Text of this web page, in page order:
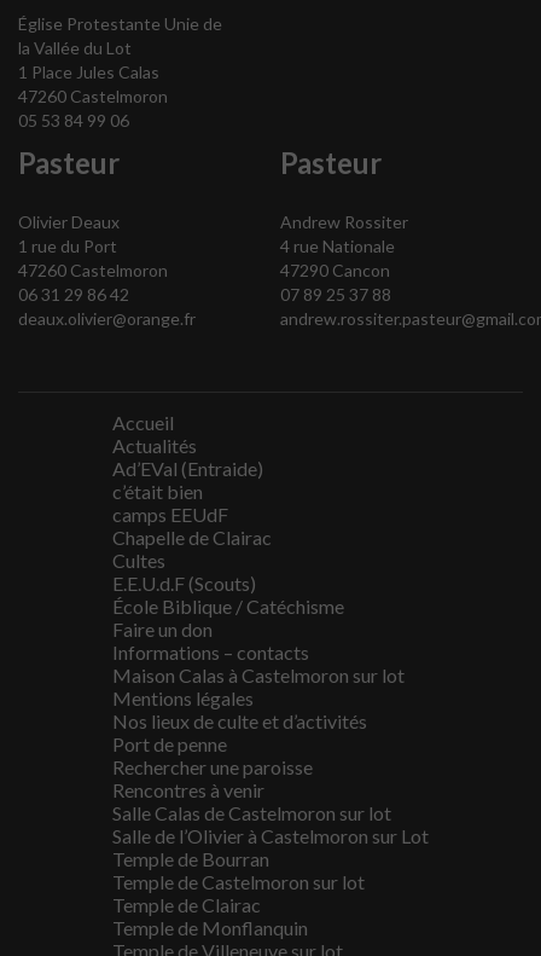
Église Protestante Unie de
la Vallée du Lot
1 Place Jules Calas
47260 Castelmoron
05 53 84 99 06
Pasteur
Olivier Deaux
1 rue du Port
47260 Castelmoron
06 31 29 86 42
deaux.olivier@orange.fr
Pasteur
Andrew Rossiter
4 rue Nationale
47290 Cancon
07 89 25 37 88
Accueil
Actualités
Ad’EVal (Entraide)
c’était bien
camps EEUdF
Chapelle de Clairac
Cultes
E.E.U.d.F (Scouts)
École Biblique / Catéchisme
Faire un don
Informations – contacts
Maison Calas à Castelmoron sur lot
Mentions légales
Nos lieux de culte et d’activités
Port de penne
Rechercher une paroisse
Rencontres à venir
Salle Calas de Castelmoron sur lot
Salle de l’Olivier à Castelmoron sur Lot
Temple de Bourran
Temple de Castelmoron sur lot
Temple de Clairac
Temple de Monflanquin
Temple de Villeneuve sur lot